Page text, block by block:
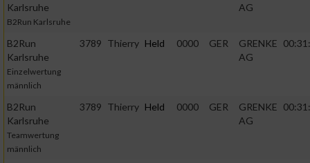
Karlsruhe
B2Run Karlsruhe
AG
B2Run
Karlsruhe
Einzelwertung
männlich
3789 Thierry Held 0000 GER
GRENKE
AG
B2Run
Karlsruhe
Teamwertung
männlich
3789 Thierry Held 0000 GER
GRENKE
AG